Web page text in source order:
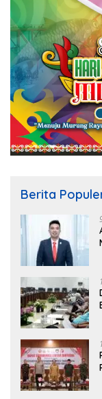
Berita